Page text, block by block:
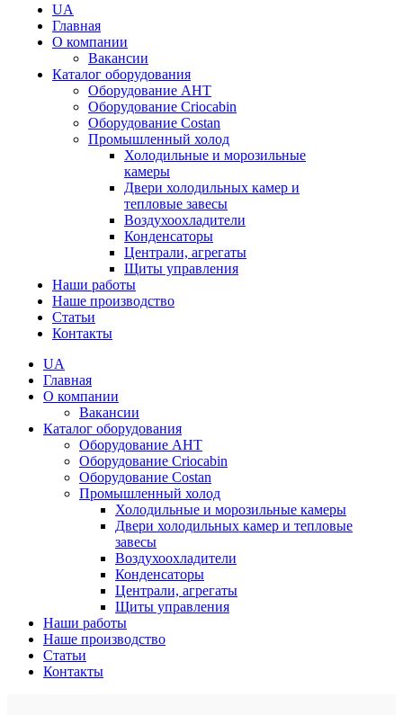
UA
Главная
О компании
Вакансии
Каталог оборудования
Оборудование AHT
Оборудование Criocabin
Оборудование Costan
Промышленный холод
Холодильные и морозильные
камеры
Двери холодильных камер и
тепловые завесы
Воздухоохладители
Конденсаторы
Централи, агрегаты
Щиты управления
Наши работы
Наше производство
Статьи
Контакты
UA
Главная
О компании
Вакансии
Каталог оборудования
Оборудование AHT
Оборудование Criocabin
Оборудование Costan
Промышленный холод
Холодильные и морозильные камеры
Двери холодильных камер и тепловые
завесы
Воздухоохладители
Конденсаторы
Централи, агрегаты
Щиты управления
Наши работы
Наше производство
Статьи
Контакты